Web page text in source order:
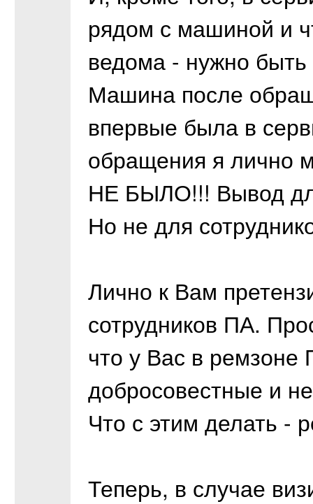
рядом с машиной и
ведома - нужно
Машина после
впервые была в
обращения я
НЕ БЫЛО!!! Вывод
Но не для
Лично к Вам
сотрудников ПА.
что у Вас в ремзоне
добросовестные и
Что с этим делать -
Теперь, в случае